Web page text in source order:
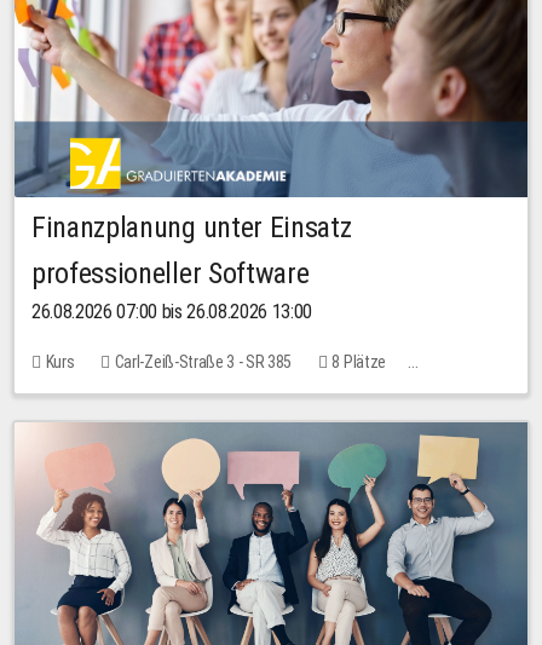
Finanzplanung unter Einsatz
professioneller Software
26.08.2026 07:00 bis 26.08.2026 13:00
Kurs Carl-Zeiß-Straße 3 - SR 385
8 Plätze
20,00 EUR